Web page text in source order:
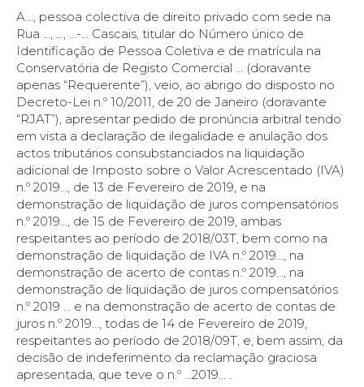
A…, pessoa colectiva de direito privado com sede na
Rua …, …, …-… Cascais, titular do Número único de
Identificação de Pessoa Coletiva e de matrícula na
Conservatória de Registo Comercial … (doravante
apenas “Requerente”), veio, ao abrigo do disposto no
Decreto-Lei n.º 10/2011, de 20 de Janeiro (doravante
“RJAT”), apresentar pedido de pronúncia arbitral tendo
em vista a declaração de ilegalidade e anulação dos
actos tributários consubstanciados na liquidação
adicional de Imposto sobre o Valor Acrescentado (IVA)
n.º 2019…, de 13 de Fevereiro de 2019, e na
demonstração de liquidação de juros compensatórios
n.º 2019…, de 15 de Fevereiro de 2019, ambas
respeitantes ao período de 2018/03T, bem como na
demonstração de liquidação de IVA n.º 2019…, na
demonstração de acerto de contas n.º 2019…, na
demonstração de liquidação de juros compensatórios
n.º 2019 … e na demonstração de acerto de contas de
juros n.º 2019…, todas de 14 de Fevereiro de 2019,
respeitantes ao período de 2018/09T, e, bem assim, da
decisão de indeferimento da reclamação graciosa
apresentada, que teve o n.º …2019… .